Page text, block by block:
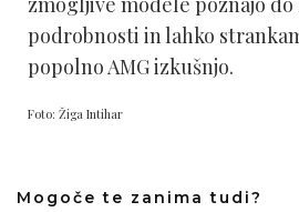
podrobnosti in lahko
popolno AMG izkušnjo.
Foto: Žiga Intihar
Mogoče te zanima tudi?